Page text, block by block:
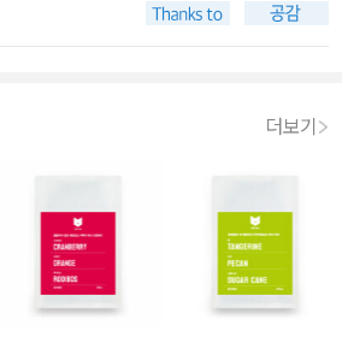
라딘에서 산 캡슐을 벗겨서 스테인레스
서 뚜껑을 닫아준 뒤 내렸더니....우와, 파
갈 것 같았다. 그래도 이렇게 내려먹으니
다. 파우스트랑 아주 잘 어울려서 기분 좋게
11월이 오는데 늦가을이 아니라 매일 매
나고 있다... 그래서 봄과 여름 사이, 혹은 여
더보기